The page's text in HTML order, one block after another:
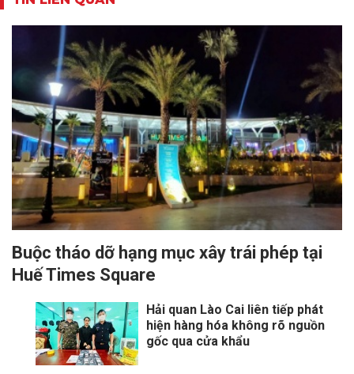
Buộc tháo dỡ hạng mục xây trái phép tại
Huế Times Square
Hải quan Lào Cai liên tiếp phát
hiện hàng hóa không rõ nguồn
gốc qua cửa khẩu